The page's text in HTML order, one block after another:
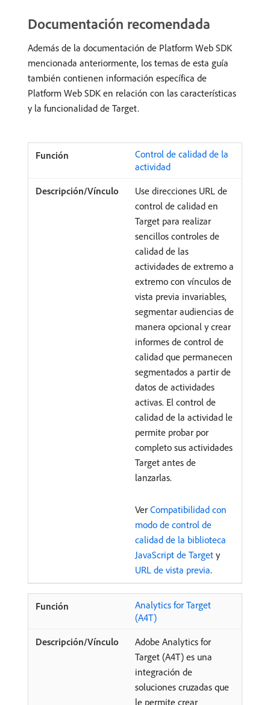
Documentación recomendada
Además de la documentación de Platform Web SDK
mencionada anteriormente, los temas de esta guía
también contienen información específica de
Platform Web SDK en relación con las características
y la funcionalidad de Target.
Control de calidad de la
actividad
Use direcciones URL de
control de calidad en
Target para realizar
sencillos controles de
calidad de las
actividades de extremo a
extremo con vínculos de
vista previa invariables,
segmentar audiencias de
manera opcional y crear
informes de control de
calidad que permanecen
segmentados a partir de
datos de actividades
activas. El control de
calidad de la actividad le
permite probar por
completo sus actividades
Target antes de
lanzarlas.
Ver Compatibilidad con
modo de control de
calidad de la biblioteca
JavaScript de Target y
URL de vista previa.
Analytics for Target
(A4T)
Adobe Analytics for
Target (A4T) es una
integración de
soluciones cruzadas que
le permite crear